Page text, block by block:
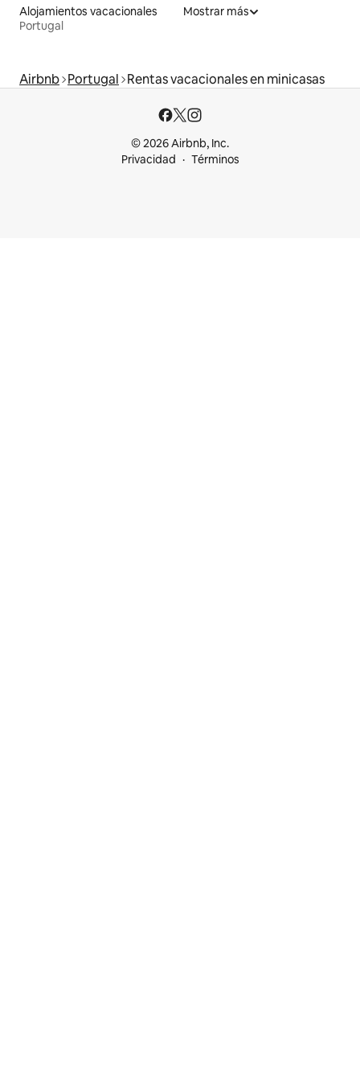
Alojamientos vacacionales
Portugal
Mostrar más
Airbnb Portugal Rentas vacacionales en minicasas
© 2026 Airbnb, Inc.
Privacidad
Términos